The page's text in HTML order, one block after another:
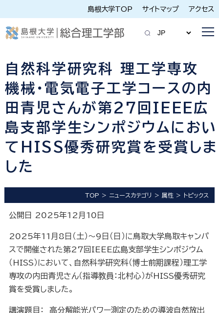
島根大学TOP サイトマップ アクセス
自然科学研究科 理工学専攻
機械・電気電子工学コースの内
田青児さんが第27回IEEE広
島支部学生シンポジウムにおい
てHISS優秀研究賞を受賞しま
した
TOP ニュースカテゴリ 属性 トピックス
公開日 2025年12月10日
2025年11月8日（土）～9日（日）に鳥取大学鳥取キャンパ
スで開催された第27回IEEE広島支部学生シンポジウム
（HISS）において、自然科学研究科（博士前期課程）理工学
専攻の内田青児さん（指導教員：北村心）がHISS優秀研究
賞を受賞しました。
講演題目： 高分解能光パワー測定のための導波自然放出